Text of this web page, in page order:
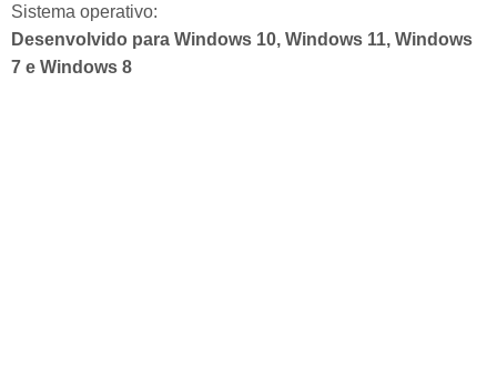
Sistema operativo:
Desenvolvido para Windows 10, Windows 11, Windows
7 e Windows 8